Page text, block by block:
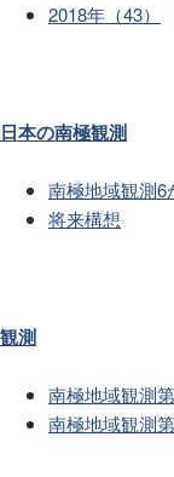
2018年（43）
日本の南極観測
南極地域観測6
将来構想
観測
南極地域観測
南極地域観測